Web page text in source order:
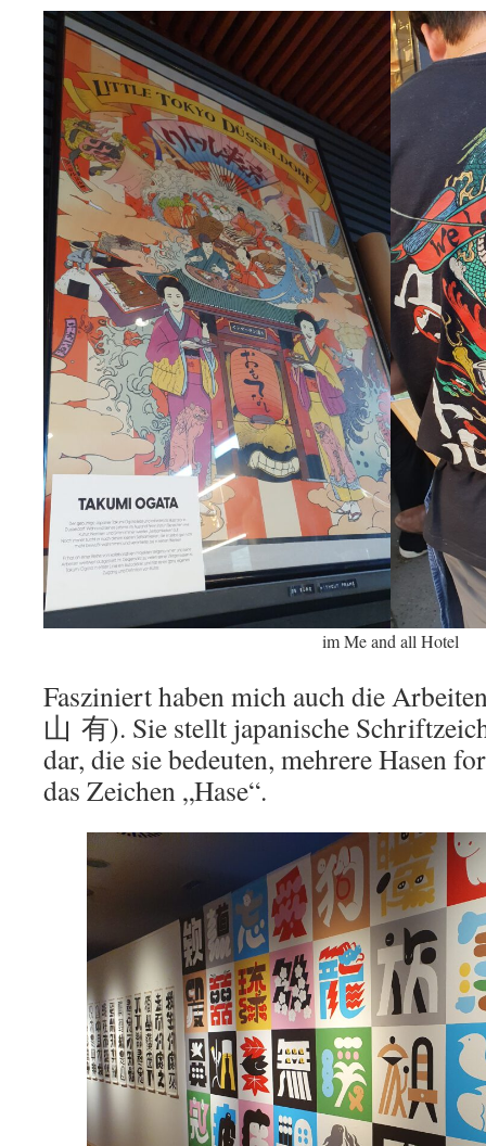
im Me and all Hotel
Fasziniert haben mich auch die
山 有). Sie stellt japanische
dar, die sie bedeuten, mehrere Hasen
das Zeichen „Hase“.